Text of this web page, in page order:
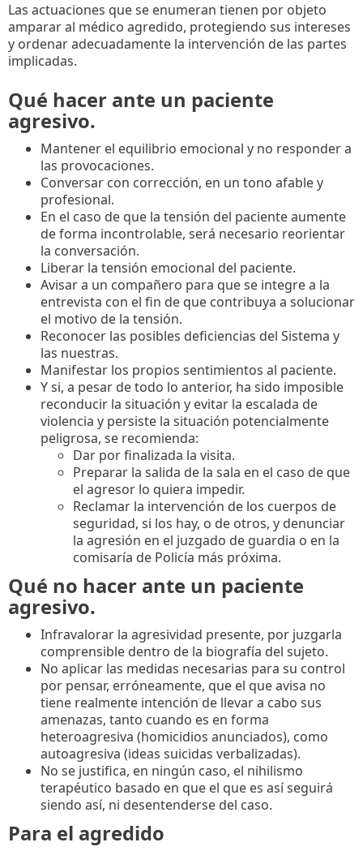
Las actuaciones que se enumeran tienen por objeto
amparar al médico agredido, protegiendo sus intereses
y ordenar adecuadamente la intervención de las partes
implicadas.
Qué hacer ante un paciente
agresivo.
Mantener el equilibrio emocional y no responder a
las provocaciones.
Conversar con corrección, en un tono afable y
profesional.
En el caso de que la tensión del paciente aumente
de forma incontrolable, será necesario reorientar
la conversación.
Liberar la tensión emocional del paciente.
Avisar a un compañero para que se integre a la
entrevista con el fin de que contribuya a solucionar
el motivo de la tensión.
Reconocer las posibles deficiencias del Sistema y
las nuestras.
Manifestar los propios sentimientos al paciente.
Y si, a pesar de todo lo anterior, ha sido imposible
reconducir la situación y evitar la escalada de
violencia y persiste la situación potencialmente
peligrosa, se recomienda:
Dar por finalizada la visita.
Preparar la salida de la sala en el caso de que
el agresor lo quiera impedir.
Reclamar la intervención de los cuerpos de
seguridad, si los hay, o de otros, y denunciar
la agresión en el juzgado de guardia o en la
comisaría de Policía más próxima.
Qué no hacer ante un paciente
agresivo.
Infravalorar la agresividad presente, por juzgarla
comprensible dentro de la biografía del sujeto.
No aplicar las medidas necesarias para su control
por pensar, erróneamente, que el que avisa no
tiene realmente intención de llevar a cabo sus
amenazas, tanto cuando es en forma
heteroagresiva (homicidios anunciados), como
autoagresiva (ideas suicidas verbalizadas).
No se justifica, en ningún caso, el nihilismo
terapéutico basado en que el que es así seguirá
siendo así, ni desentenderse del caso.
Para el agredido